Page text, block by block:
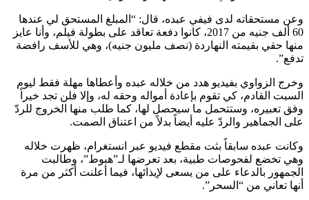
وعن مستحقاته لدى فيفي عبده، قال: “المبلغ المستحق لي عندها
60 ألف جنيه من 2017، كانوا دفعة تعاقد على بطولة فيلم، وأنا عايز
منها حقي بقيمته النهاردة (نصف مليون جنيه)، وهي للأسف رافضة
تدفع”.
وخرج الزواوي بفيديو هدد من خلاله عبده وأعطاها مهلة فقط ليوم
السبت القادم، كي تقوم بإعادة أمواله وحقه له، وإلا فلن تجد خيراً
وفق تعبيره، وستتحمل ما سيحصل لها، كما طلب منها الخروج للردّ
على الجماهير والردّ عليه أيضاً بدلاً من اعتناق الصمت.
وكانت عبده سابقاً بثت مقطع فيديو عبر انستغرام، ظهرت خلاله
وهي تخضع لفحوصات طبية، بعد تعرضها لـ”هبوط”، وطالبت
الجمهور بالدعاء على من يسعى لإيذائها، فيما أعلنت أكثر من مرة
أنها تعاني من “السحر”.